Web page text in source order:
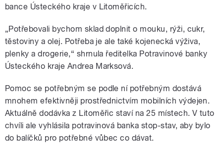
bance Ústeckého kraje v Litoměřicích.
„Potřebovali bychom sklad doplnit o mouku, rýži, cukr,
těstoviny a olej. Potřeba je ale také kojenecká výživa,
plenky a drogerie,“ shrnula ředitelka Potravinové banky
Ústeckého kraje Andrea Marksová.
Pomoc se potřebným se podle ní potřebným dostává
mnohem efektivněji prostřednictvím mobilních výdejen.
Aktuálně dodávka z Litoměřic staví na 25 místech. V tuto
chvíli ale vyhlásila potravinová banka stop-stav, aby bylo
do balíčků pro potřebné vůbec co dávat.